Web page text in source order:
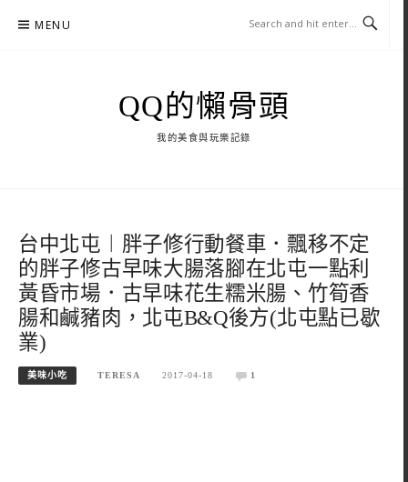
MENU
QQ的懶骨頭
我的美食與玩樂記錄
台中北屯︱胖子修行動餐車．飄移不定
的胖子修古早味大腸落腳在北屯一點利
黃昏市場．古早味花生糯米腸、竹筍香
腸和鹹豬肉，北屯B&Q後方(北屯點已歇
業)
美味小吃 TERESA 2017-04-18 1